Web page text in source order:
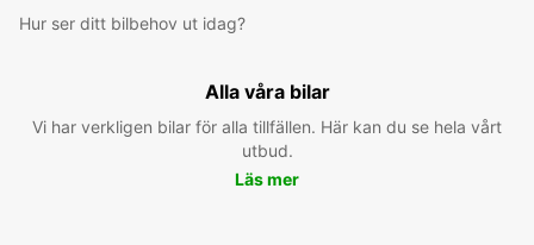
Hur ser ditt bilbehov ut idag?
Alla våra bilar
Vi har verkligen bilar för alla tillfällen. Här kan du se hela vårt
utbud.
Läs mer